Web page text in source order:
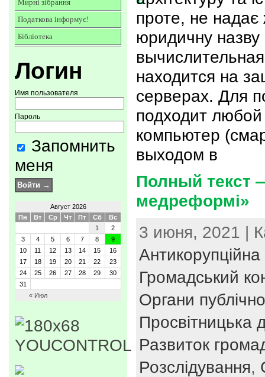
Мирні зібрання
Податкова інформує!
Бібліотека
Логин
Имя пользователя
Пароль
Запомнить
меня
Август 2026
Пн
Вт Ср Чт Пт Сб Вс
« Июл
1
2
3
4 5 6 7 8
9
10
11 12 13 14 15
16
17
18 19 20 21 22
23
24
25 26 27 28 29
30
31
проте, не надає
юридичну
находится на
серверах. Для
подходит
компьютер
выходом в
Полный текст
медреформі»
3 июня, 2021 |
Антикорупційна
Громадський
Органи
Просвітницька
Развиток
Розслідування,